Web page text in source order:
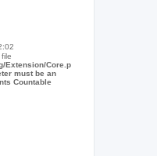
Extension/Core.p
must be an
Countable